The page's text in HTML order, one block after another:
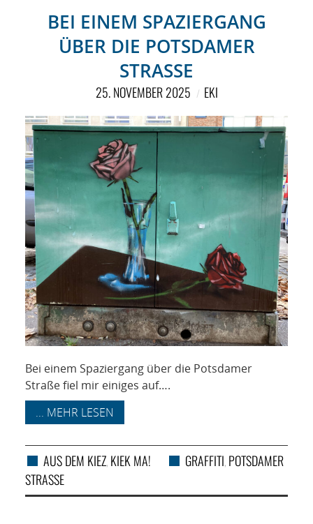
ÜBER UNS
RUBRIKEN
SPONSORING
KONTAKT
BEI EINEM SPAZIERGANG
ÜBER DIE POTSDAMER
STRASSE
25. NOVEMBER 2025 EKI
Bei einem Spaziergang über die Potsdamer
Straße fiel mir einiges auf….
... MEHR LESEN
AUS DEM KIEZ, KIEK MA! GRAFFITI, POTSDAMER
STRASSE